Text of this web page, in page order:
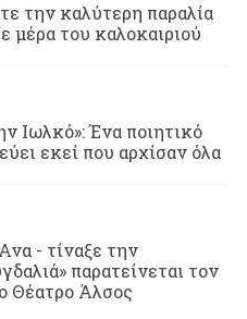
την καλύτερη παραλία
μέρα του καλοκαιριού
Ιωλκό»: Ένα ποιητικό
εκεί που αρχίσαν όλα
- τίναξε την
παρατείνεται τον
Θέατρο Άλσος